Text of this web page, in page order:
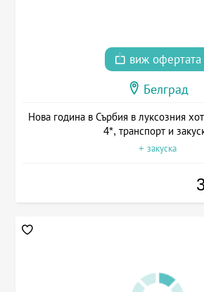
виж офертата
Белград
Нова година в Сърбия в луксозния
4*, транспорт и
+ закуска